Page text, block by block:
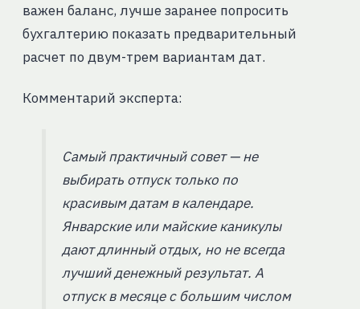
важен баланс, лучше заранее попросить
бухгалтерию показать предварительный
расчет по двум-трем вариантам дат.
Комментарий эксперта:
Самый практичный совет — не
выбирать отпуск только по
красивым датам в календаре.
Январские или майские каникулы
дают длинный отдых, но не всегда
лучший денежный результат. А
отпуск в месяце с большим числом